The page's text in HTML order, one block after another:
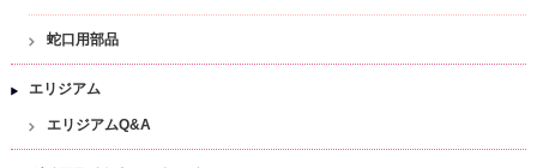
蛇口用部品
エリジアム
エリジアムQ&A